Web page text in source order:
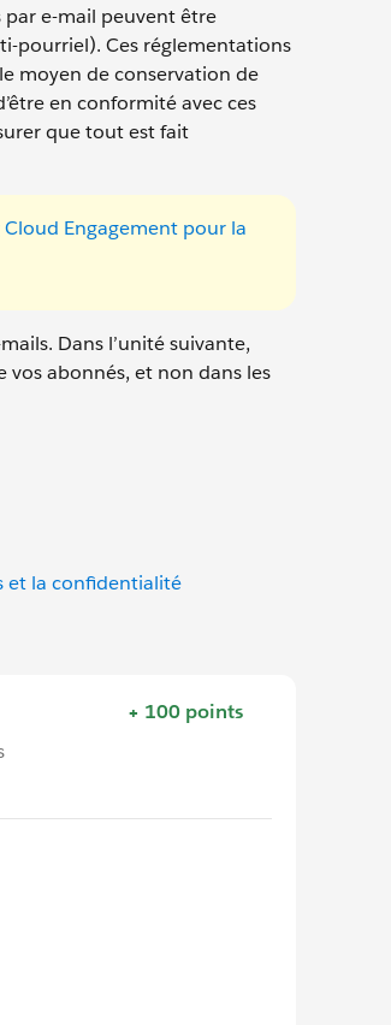
par e-mail peuvent être
pourriel). Ces réglementations
moyen de conservation de
en conformité avec ces
que tout est fait
Engagement pour la
Dans l’unité suivante,
abonnés, et non dans les
et la confidentialité